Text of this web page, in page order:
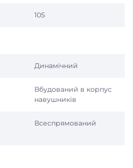
105
Динамічний
Вбудований в корпус
навушників
Всеспрямований